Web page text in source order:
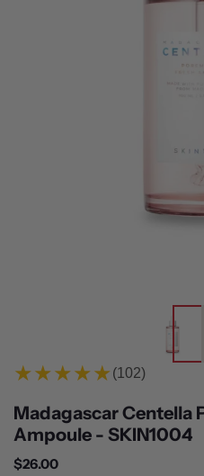
★★★★★(102)
Madagascar Centella
Ampoule - SKIN1004
Precio normal
$26.00